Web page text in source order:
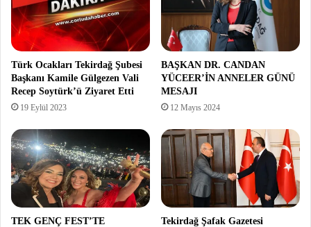
Türk Ocakları Tekirdağ Şubesi
Başkanı Kamile Gülgezen Vali
Recep Soytürk’ü Ziyaret Etti
19 Eylül 2023
BAŞKAN DR. CANDAN
YÜCEER’İN ANNELER GÜNÜ
MESAJI
12 Mayıs 2024
TEK GENÇ FEST’TE
Tekirdağ Şafak Gazetesi